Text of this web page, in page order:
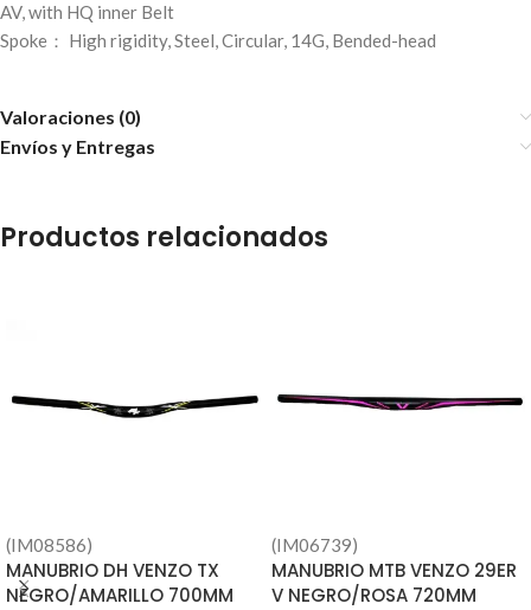
AV, with HQ inner Belt
Spoke： High rigidity, Steel, Circular, 14G, Bended-head
Valoraciones (0)
Envíos y Entregas
Productos relacionados
(IM08586)
MANUBRIO DH VENZO TX
NEGRO/AMARILLO 700MM
(IM06739)
MANUBRIO MTB VENZO 29ER
V NEGRO/ROSA 720MM